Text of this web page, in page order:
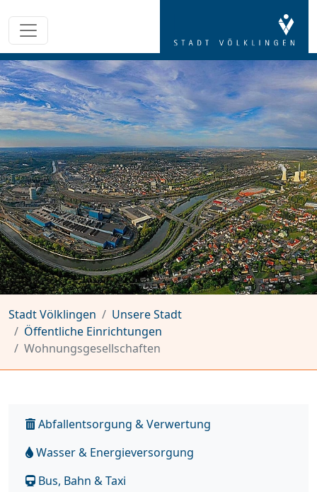
Stadt Völklingen
Unsere Stadt
Öffentliche Einrichtungen
Wohnungsgesellschaften
Abfallentsorgung & Verwertung
Wasser & Energieversorgung
Bus, Bahn & Taxi